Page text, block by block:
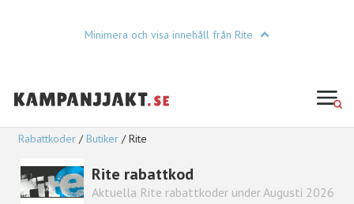
Minimera och visa innehåll från Rite
Rabattkoder Butiker Rite
Rite rabattkod
Aktuella Rite rabattkoder under Augusti 2026